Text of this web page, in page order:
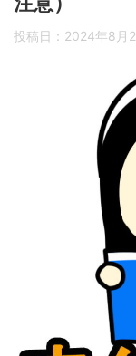
投稿日： 2024年8月